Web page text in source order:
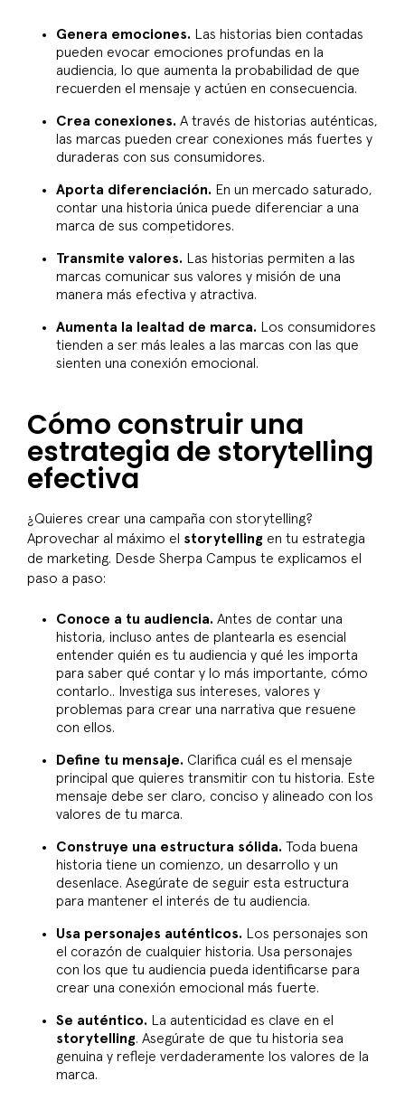
Genera emociones. Las historias bien contadas
pueden evocar emociones profundas en la
audiencia, lo que aumenta la probabilidad de que
recuerden el mensaje y actúen en consecuencia.
Crea conexiones. A través de historias auténticas,
las marcas pueden crear conexiones más fuertes y
duraderas con sus consumidores.
Aporta diferenciación. En un mercado saturado,
contar una historia única puede diferenciar a una
marca de sus competidores.
Transmite valores. Las historias permiten a las
marcas comunicar sus valores y misión de una
manera más efectiva y atractiva.
Aumenta la lealtad de marca.
Los consumidores
tienden a ser más leales a las marcas con las que
sienten una conexión emocional.
Cómo construir una
estrategia de storytelling
efectiva
¿Quieres crear una campaña con storytelling?
Aprovechar al máximo el storytelling en tu estrategia
de marketing. Desde Sherpa Campus te explicamos el
paso a paso:
Conoce a tu audiencia. Antes de contar una
historia, incluso antes de plantearla es esencial
entender quién es tu audiencia y qué les importa
para saber qué contar y lo más importante, cómo
contarlo.. Investiga sus intereses, valores y
problemas para crear una narrativa que resuene
con ellos.
Define tu mensaje. Clarifica cuál es el mensaje
principal que quieres transmitir con tu historia. Este
mensaje debe ser claro, conciso y alineado con los
valores de tu marca.
Construye una estructura sólida. Toda buena
historia tiene un comienzo, un desarrollo y un
desenlace. Asegúrate de seguir esta estructura
para mantener el interés de tu audiencia.
Usa personajes auténticos.
Los personajes son
el corazón de cualquier historia. Usa personajes
con los que tu audiencia pueda identificarse para
crear una conexión emocional más fuerte.
Se auténtico. La autenticidad es clave en el
storytelling. Asegúrate de que tu historia sea
genuina y refleje verdaderamente los valores de la
marca.